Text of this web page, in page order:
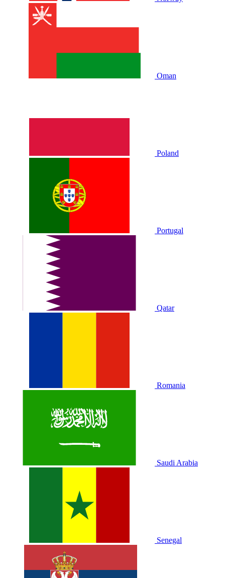
Oman
Poland
Portugal
Qatar
Romania
Saudi Arabia
Senegal